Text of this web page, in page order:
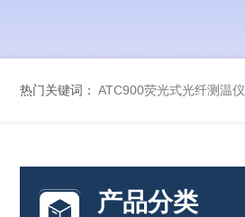
热门关键词： ATC900荧光式光纤测温仪
产品分类